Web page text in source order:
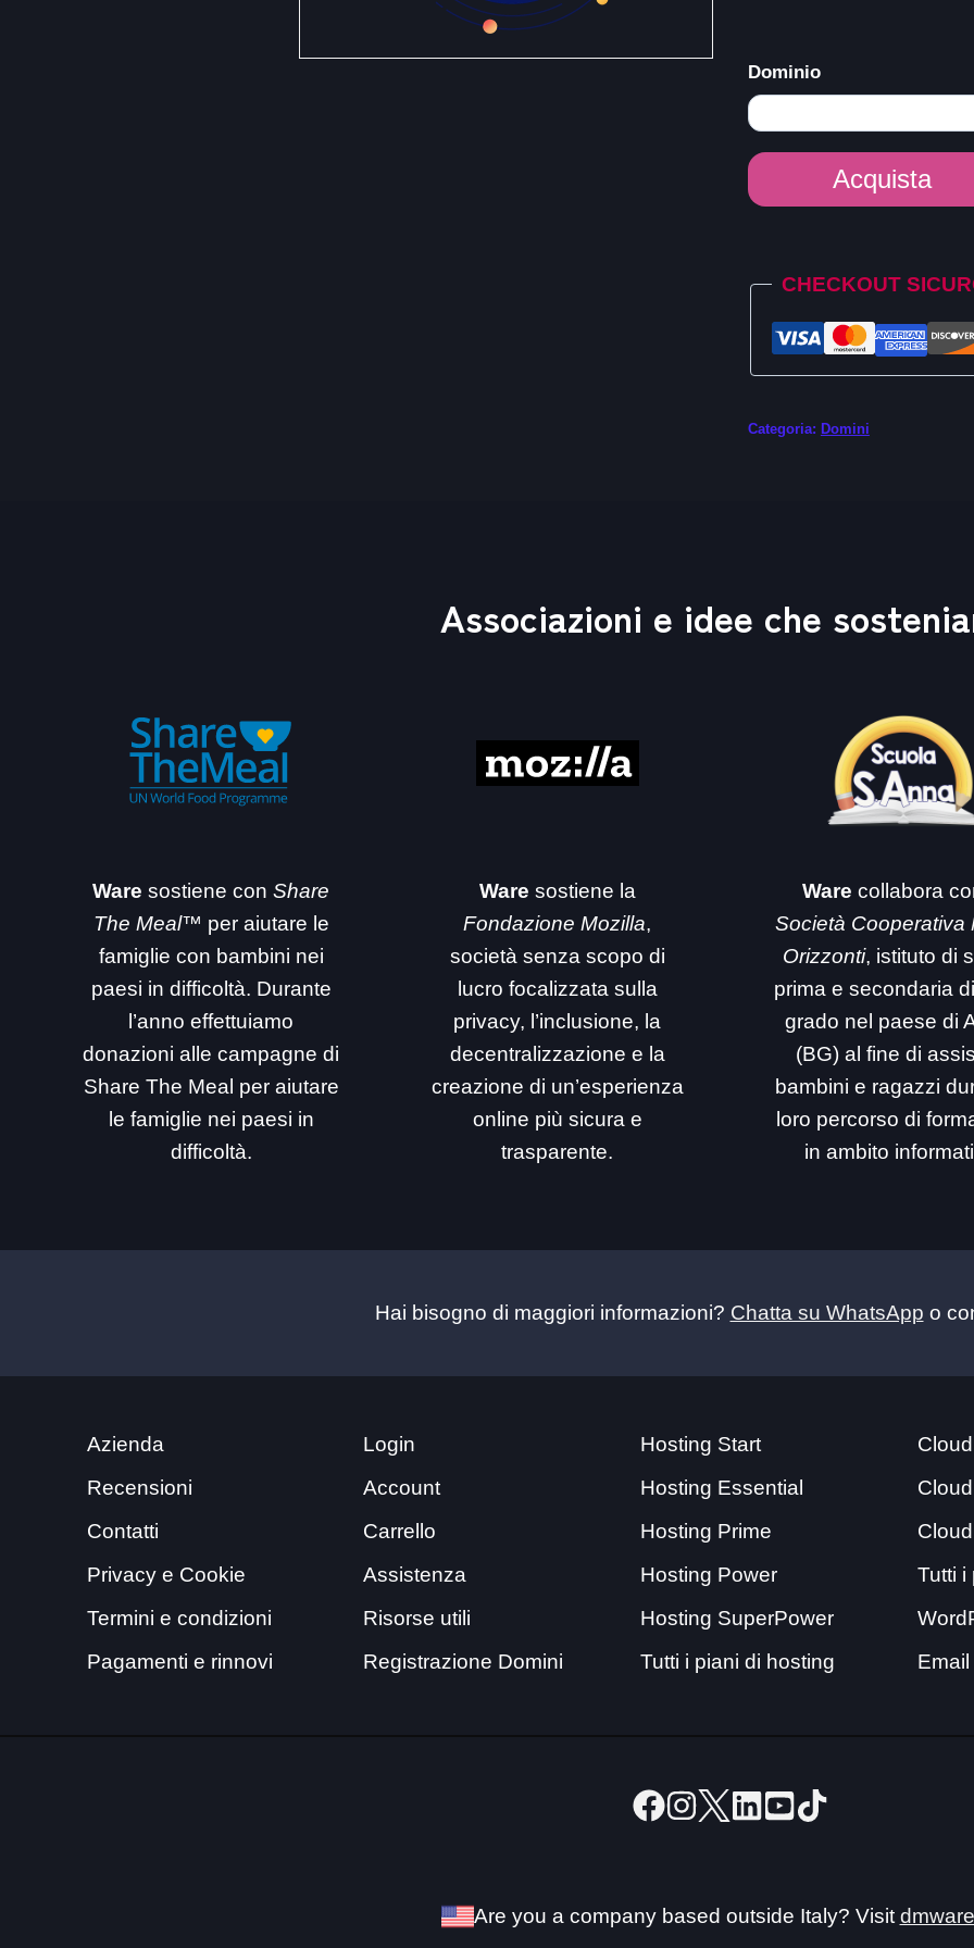
Dominio
Dominio
.college
Acquista
CHECKOUT
Categoria: Domini
Associazioni e idee che
Ware sostiene conShare
The Meal™ per aiutare le
famiglie con bambini nei
paesi in difficoltà. Durante
l’anno effettuiamo
donazioni alle campagne di
Share The Meal per aiutare
le famiglie nei paesi in
difficoltà.
Ware sostiene la
Fondazione Mozilla,
società senza scopo di
lucro focalizzata sulla
privacy, l’inclusione, la
decentralizzazione e la
creazione di un’esperienza
online più sicura e
trasparente.
Ware collabora
Società Cooperativa
Orizzonti, istituto di
prima e secondaria
grado nel paese di
(BG) al fine di
bambini e ragazzi
loro percorso di
in ambito
Hai bisogno di maggiori informazioni? Chatta su WhatsApp o
Azienda
Recensioni
Contatti
Privacy e Cookie
Termini e condizioni
Pagamenti e rinnovi
Login
Account
Carrello
Assistenza
Risorse utili
Registrazione Domini
Hosting Start
Hosting Essential
Hosting Prime
Hosting Power
Hosting SuperPower
Tutti i piani di hosting
Tutti i
Email
Are you a company based outside Italy? Visit